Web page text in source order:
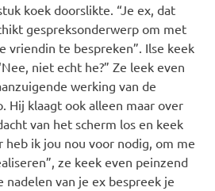
koek doorslikte. “Je ex, dat
gespreksonderwerp om met
vriendin te bespreken”. Ilse keek
niet echt he?” Ze leek even
werking van de
Hij klaagt ook alleen maar over
van het scherm los en keek
heb ik jou nou voor nodig, om me
ze keek even peinzend
nadelen van je ex bespreek je